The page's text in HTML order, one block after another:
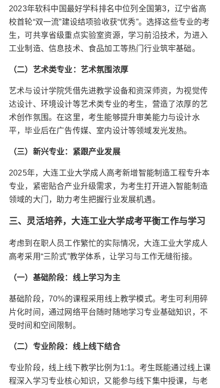
2023年软科中国最好学科排名中位列全国第3，辽宁省高
校首轮“双一流”建设结项验收获“优秀”。选择这些专业的考
生，可共享省级重点实验室资源，学习前沿技术，为进入
工业制造、信息技术、食品加工等热门行业筑牢基础。
（二）艺术类专业：艺术氛围浓厚
艺术与设计学院凭借先进教学设备和资深师资，为视觉传
达设计、环境设计等艺术类专业的考生，营造了浓厚的艺
术创作氛围。在这里，考生能够提升审美能力与设计水
平，毕业后在广告传媒、室内设计等领域发光发热。
（三）新兴专业：紧跟产业发展
2025年，大连工业大学成人高考新增智能制造工程专升本
专业，紧密贴合产业升级需求，为考生打开进入智能制造
领域的大门，助力考生把握行业发展机遇。
三、灵活培养，大连工业大学成考平衡工作与学习
考虑到在职人员工作繁忙的实际情况，大连工业大学成人
高考采用“三阶式”教学体系，让学习与工作无缝衔接。
（一）基础阶段：线上学习为主
基础阶段，70%的课程采用线上教学模式。考生可利用碎
片化时间，通过网络平台随时随地学习专业基础知识，不
受时间和空间限制。
（二）专业阶段：线上线下结合
专业阶段，线上线下教学比例为1:1。考生既能通过线上课
程深入学习专业核心知识，又能参与线下集中授课，与老